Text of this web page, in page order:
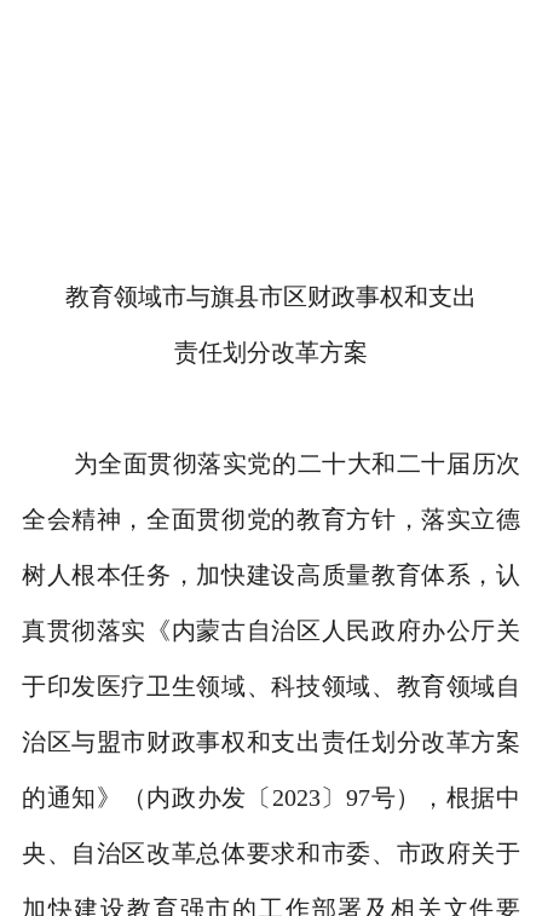
教育领域市与旗县市区财政事权和支出
责任划分改革方案
为全面贯彻落实党的二十大和二十届历次
全会精神，全面贯彻党的教育方针，落实立德
树人根本任务，加快建设高质量教育体系，认
真贯彻落实《内蒙古自治区人民政府办公厅关
于印发医疗卫生领域、科技领域、教育领域自
治区与盟市财政事权和支出责任划分改革方案
的通知》（内政办发〔 2023〕97号），根据中
央、自治区改革总体要求和市委、市政府关于
加快建设教育强市的工作部署及相关文件要